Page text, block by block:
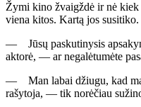
Žymi kino žvaigždė ir nė kiek
viena kitos. Kartą jos susitiko.
— Jūsų paskutinysis
aktorė, — ar negalėtumėte
— Man labai džiugu, kad
rašytoja, — tik norėčiau